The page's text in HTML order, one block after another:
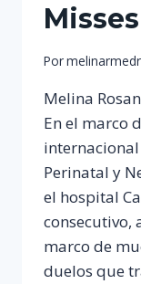
Misses
Por
Melina
En el marco
Perinatal y
el hospital
consecutivo,
marco de
duelos que